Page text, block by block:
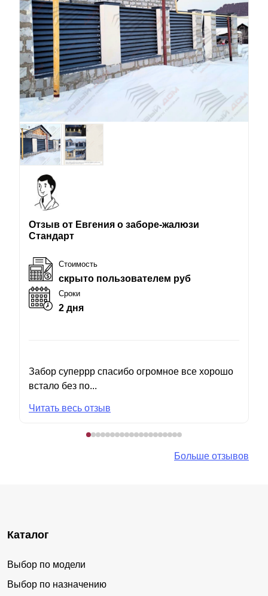
Отзыв от Евгения о заборе-жалюзи
Стандарт
Стоимость
скрыто пользователем руб
Сроки
2 дня
Забор суперрр спасибо огромное все хорошо
встало без по...
Читать весь отзыв
Больше отзывов
Каталог
Выбор по модели
Выбор по назначению